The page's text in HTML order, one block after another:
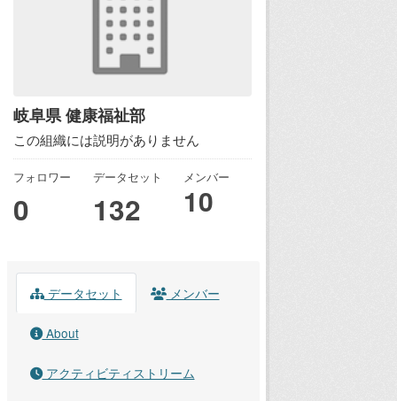
岐阜県 健康福祉部
この組織には説明がありません
フォロワー
0
データセット
132
メンバー
10
データセット メンバー
About
アクティビティストリーム